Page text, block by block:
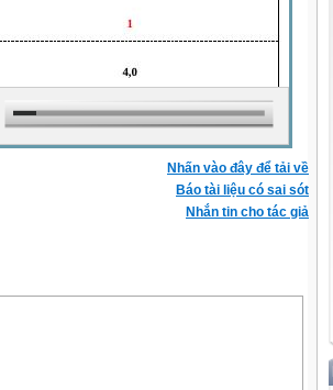
Nhấn vào đây để tải về
Báo tài liệu có sai sót
Nhắn tin cho tác giả